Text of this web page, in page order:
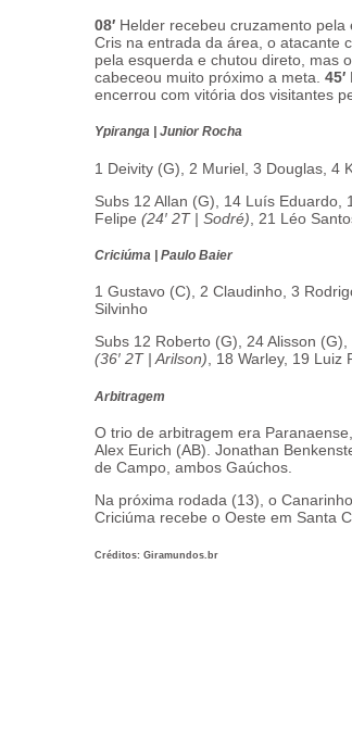
08′ Helder recebeu cruzamento
Cris na entrada da área, o atacante
pela esquerda e chutou direto, mas
cabeceou muito próximo a meta. 45′
encerrou com vitória dos visitantes
Ypiranga | Junior Rocha
1 Deivity (G), 2 Muriel, 3 Douglas, 4
Subs 12 Allan (G), 14 Luís Eduardo,
Felipe (24′ 2T | Sodré) , 21 Léo
Criciúma | Paulo Baier
1 Gustavo (C), 2 Claudinho, 3
Silvinho
Subs 12 Roberto (G), 24 Alisson
(36′ 2T | Arilson), 18 Warley, 19 Luiz
Arbitragem
O trio de arbitragem era
Alex Eurich (AB). Jonathan
de Campo, ambos Gaúchos.
Na próxima rodada (13), o
Criciúma recebe o Oeste em Santa
Créditos: Giramundos.br